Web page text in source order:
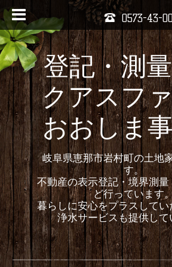
0573-43-
登記・測
クアスフ
おおしま
岐阜県恵那市岩村町の土地
す。
不動産の表示登記・境界測
ど行っています
暮らしに安心をプラスして
浄水サービスも提供し